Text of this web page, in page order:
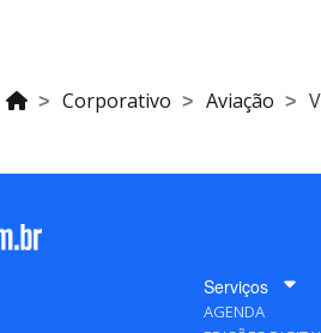
Corporativo Aviação
Serviços
AGENDA